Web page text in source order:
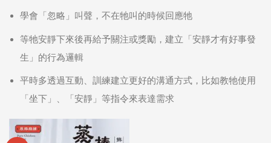
學會「忽略」叫聲，不在牠叫的時候回應牠
等牠安靜下來後再給予關注或獎勵，建立「安靜才有好事發
生」的行為邏輯
平時多透過互動、訓練建立更好的溝通方式，比如教牠使用
「坐下」、「安靜」等指令來表達需求